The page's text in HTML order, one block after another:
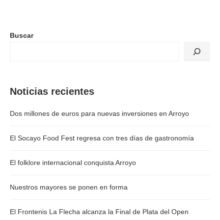
Buscar
Noticias recientes
Dos millones de euros para nuevas inversiones en Arroyo
El Socayo Food Fest regresa con tres días de gastronomía
El folklore internacional conquista Arroyo
Nuestros mayores se ponen en forma
El Frontenis La Flecha alcanza la Final de Plata del Open